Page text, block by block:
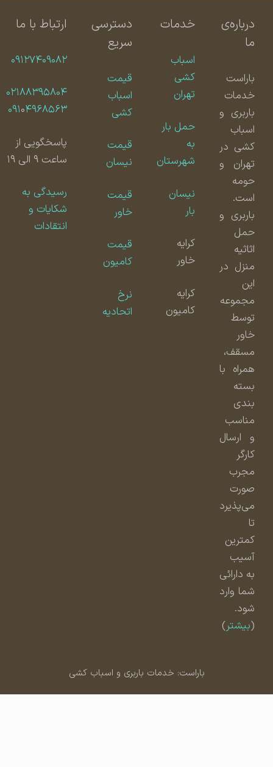
درباره‌ی
باراست
خدمات
باربری و
اسباب
کشی در
تهران و
حومه
است.
باربری و
حمل
اثاثیه
منزل در
مجموعه
توسط
مسقف،
همراه با
بسته
بندی
مناسب
و ارسال
مجرب
صورت
می‌پذیرد
کمترین
آسیب
به دارائی
شما وارد
شود.
بیشتر)
خدمات
اسباب
کشی
تهران
حمل بار
شهرستان
نیسان
کامیون
دسترسی
سریع
قیمت
اسباب
کشی
قیمت
نیسان
قیمت
قیمت
کامیون
اتحادیه
ارتباط با ما
۰۹۱۲۷۴۰۹۰۸۲
۰۲۱۸۸۳۹۵۸۰۴
۰۹۱۰۴۹۶۸۵۶۳
پاسخگویی از
ساعت ۹ الی ۱۹
رسیدگی به
شکایات و
انتقادات
باراست: خدمات باربری و اسباب کشی